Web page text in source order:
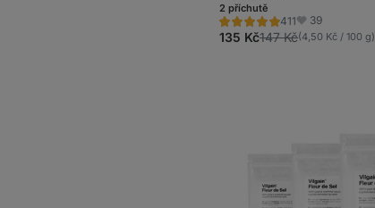
2 příchutě
411
Hodnocení
5.0/5,
411
Oblíbené
39
135 Kč147 Kč(4,50 Kč / 100 g)